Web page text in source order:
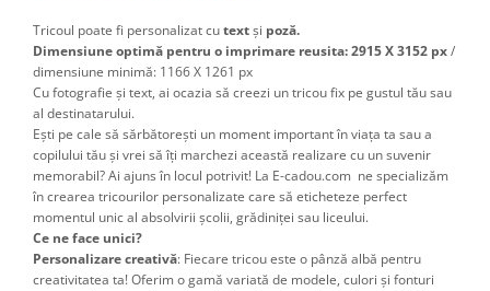
Tricoul poate fi personalizat cutextși poză.
Dimensiune optimă pentru o imprimare reusita: 2915 X 3152 px/
dimensiune minimă: 1166 X 1261 px
Cu fotografie și text, ai ocazia să creezi un tricou fix pe gustul tău sau
al destinatarului.
Ești pe cale să sărbătorești un moment important în viața ta sau a
copilului tău și vrei să îți marchezi această realizare cu un suvenir
memorabil? Ai ajuns în locul potrivit! La E-cadou.com ne specializăm
în crearea tricourilor personalizate care să eticheteze perfect
momentul unic al absolvirii școlii, grădiniței sau liceului.
Ce ne face unici?
Personalizare creativă: Fiecare tricou este o pânză albă pentru
creativitatea ta! Oferim o gamă variată de modele, culori și fonturi